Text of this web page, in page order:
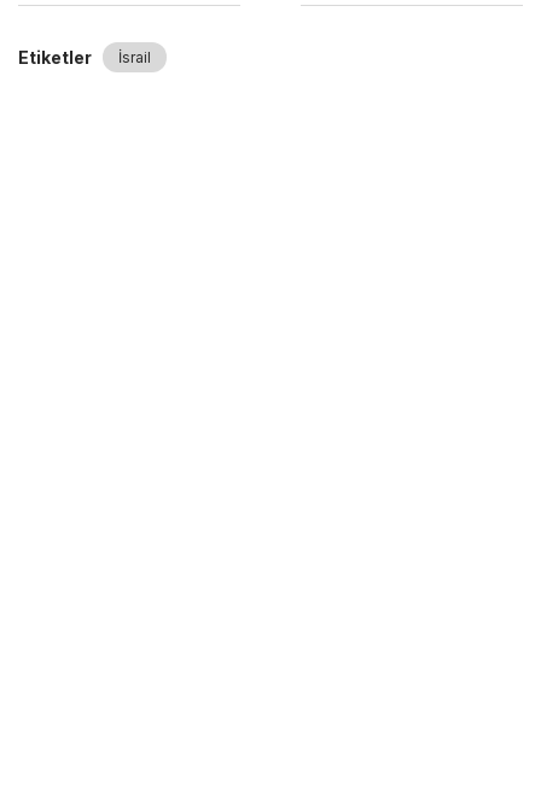
Etiketler İsrail